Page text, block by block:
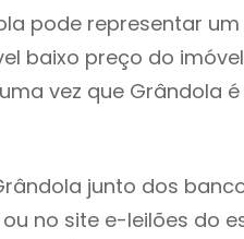
pode representar
baixo preço do
vez que Grândola
junto dos
no site e-leilões do